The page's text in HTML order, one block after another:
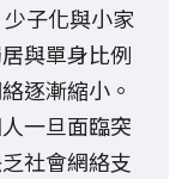
子化與小家
與單身比例
逐漸縮小。
一旦面臨突
社會網絡支